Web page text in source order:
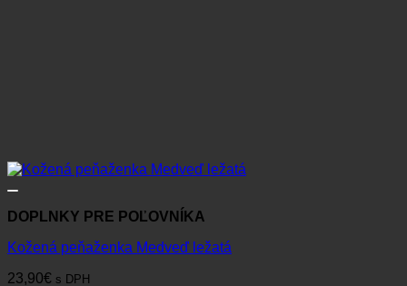
DOPLNKY PRE POĽOVNÍKA
Kožená peňaženka Medveď ležatá
23,90€ s DPH